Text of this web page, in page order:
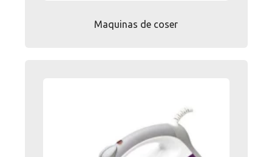
Maquinas de coser